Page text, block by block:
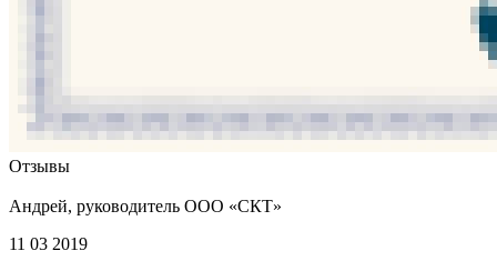
Отзывы
Андрей, руководитель ООО «СКТ»
11 03 2019